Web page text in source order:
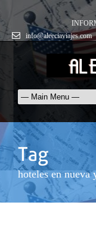
info@aleeciaviajes.com
hoteles en nueva